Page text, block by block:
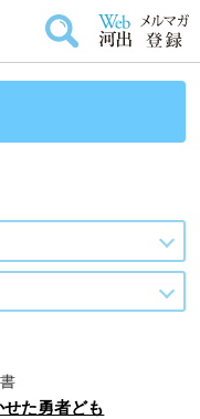
せた勇者ども